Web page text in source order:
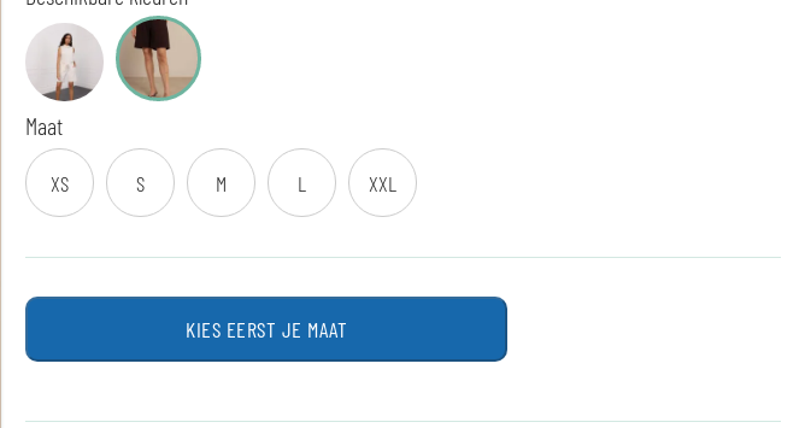
Maat
XS S M L XXL
KIES EERST JE MAAT